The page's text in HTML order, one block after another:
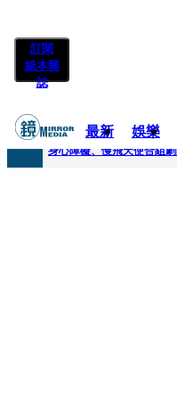
訂閱
紙本雜
誌
最新 娛樂
快訊